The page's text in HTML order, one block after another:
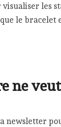
les
le bracelet
ne
newsletter